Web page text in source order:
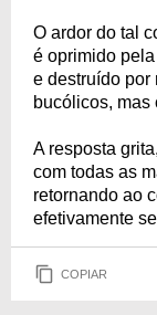
O ardor do tal
é oprimido
e destruído por
bucólicos, mas
A resposta
com todas as
retornando ao
efetivamente
COPIAR